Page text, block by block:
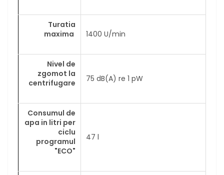
Turatia
maxima
1400 U/min
Nivel de
zgomot la
centrifugare
75 dB(A) re 1 pW
Consumul de
apa in litri per
ciclu
programul
"ECO"
47 l